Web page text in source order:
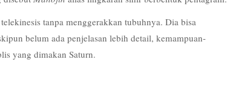
tanpa menggerakkan tubuhnya. Dia bisa
belum ada penjelasan lebih detail, kemampuan-
yang dimakan Saturn.